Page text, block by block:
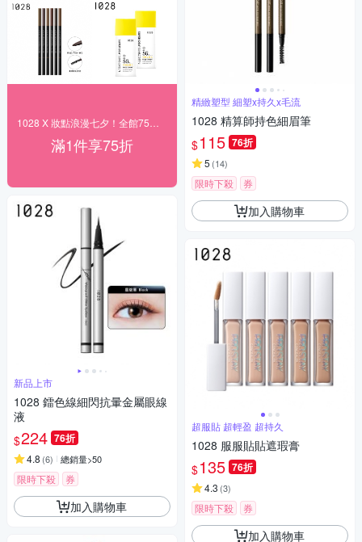
滿1件享75折
新品上市
1028 鐳色線細閃抗暈金屬眼線
液
$224 76折
4.8 (6) 總銷量>50
限時下殺 券
加入購物車
精緻塑型 細塑x持久x毛流
1028 精算師持色細眉筆
$115 76折
5 (14)
限時下殺 券
加入購物車
超服貼 超輕盈 超持久
1028 服服貼貼遮瑕膏
$135 76折
4.3 (3)
限時下殺 券
加入購物車